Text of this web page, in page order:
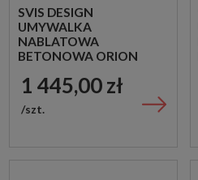
SVIS DESIGN
UMYWALKA
NABLATOWA
BETONOWA ORION
1 445,00 zł
szt.